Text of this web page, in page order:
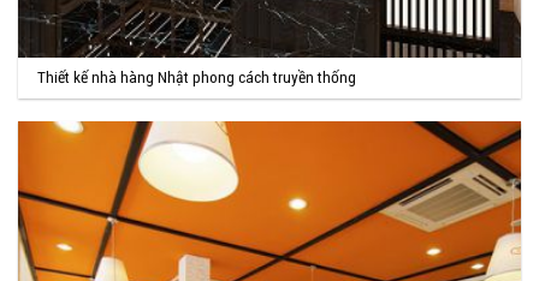
Thiết kế nhà hàng Nhật phong cách truyền thống